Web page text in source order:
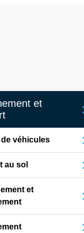
et
véhicules
au sol
et